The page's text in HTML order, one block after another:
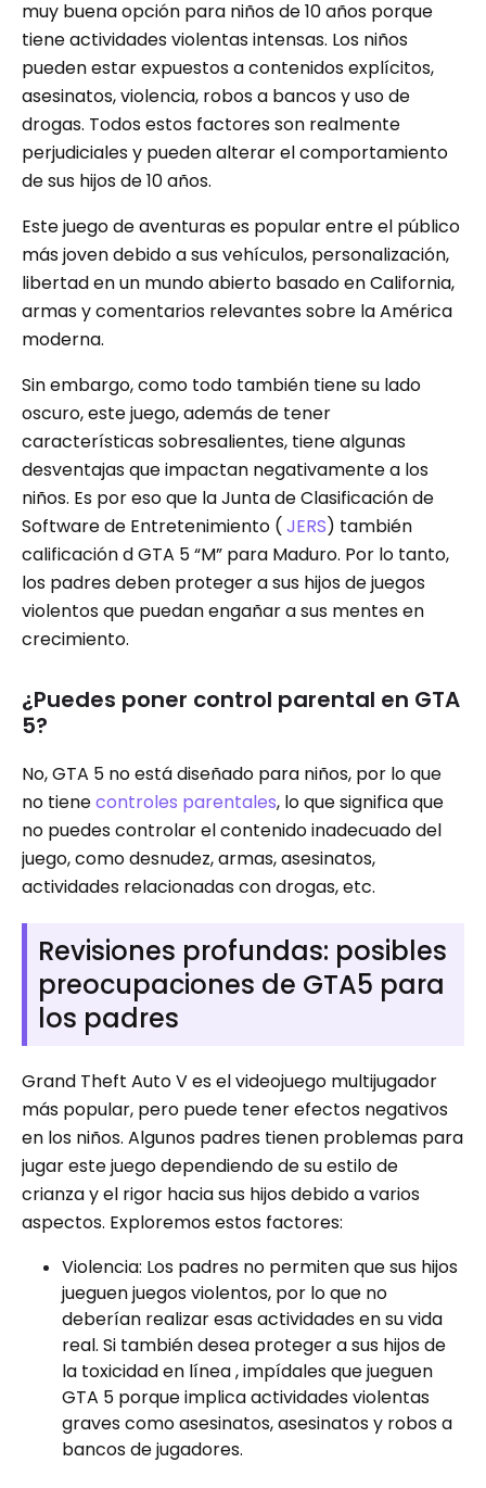
muy buena opción para niños de 10 años porque
tiene actividades violentas intensas. Los niños
pueden estar expuestos a contenidos explícitos,
asesinatos, violencia, robos a bancos y uso de
drogas. Todos estos factores son realmente
perjudiciales y pueden alterar el comportamiento
de sus hijos de 10 años.
Este juego de aventuras es popular entre el público
más joven debido a sus vehículos, personalización,
libertad en un mundo abierto basado en California,
armas y comentarios relevantes sobre la América
moderna.
Sin embargo, como todo también tiene su lado
oscuro, este juego, además de tener
características sobresalientes, tiene algunas
desventajas que impactan negativamente a los
niños. Es por eso que la Junta de Clasificación de
Software de Entretenimiento ( JERS) también
calificación d GTA 5 “M” para Maduro. Por lo tanto,
los padres deben proteger a sus hijos de juegos
violentos que puedan engañar a sus mentes en
crecimiento.
¿Puedes poner control parental en GTA
5?
No, GTA 5 no está diseñado para niños, por lo que
no tienecontroles parentales, lo que significa que
no puedes controlar el contenido inadecuado del
juego, como desnudez, armas, asesinatos,
actividades relacionadas con drogas, etc.
Revisiones profundas: posibles
preocupaciones de GTA5 para
los padres
Grand Theft Auto V es el videojuego multijugador
más popular, pero puede tener efectos negativos
en los niños. Algunos padres tienen problemas para
jugar este juego dependiendo de su estilo de
crianza y el rigor hacia sus hijos debido a varios
aspectos. Exploremos estos factores:
Violencia: Los padres no permiten que sus hijos
jueguen juegos violentos, por lo que no
deberían realizar esas actividades en su vida
real. Si también desea proteger a sus hijos de
la toxicidad en línea , impídales que jueguen
GTA 5 porque implica actividades violentas
graves como asesinatos, asesinatos y robos a
bancos de jugadores.